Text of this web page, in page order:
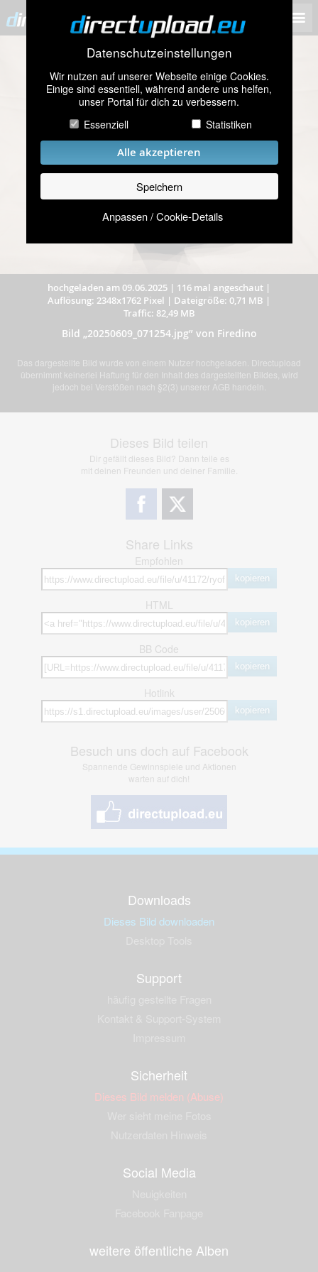
Datenschutzeinstellungen
Wir nutzen auf unserer Webseite einige Cookies.
Einige sind essentiell, während andere uns helfen,
unser Portal für dich zu verbessern.
Essenziell
Statistiken
Alle akzeptieren
Speichern
Anpassen / Cookie-Details
hochgeladen am 09.06.2025 | 116 mal angeschaut |
Auflösung: 2348x1762 Pixel | Dateigröße: 0,71 MB |
Traffic: 82,49 MB
Bild „20250609_071254.jpg” von Firedino
Das dargestellte Bild wurde von einem Nutzer hochgeladen. Directupload
übernimmt keinerlei Haftung für den Inhalt des dargestellten Bildes, wird
jedoch bei Verstößen nach §2(3) unserer AGB handeln.
Dieses Bild teilen
Dir gefällt dieses Bild? Dann teile es
mit deinen Freunden und deiner Familie.
Share Links
Empfohlen
kopieren
HTML
kopieren
BB Code
kopieren
Hotlink
kopieren
Besuch uns doch auf Facebook
Spannende Gewinnspiele und Aktionen
warten auf dich!
Downloads
Dieses Bild downloaden
Support
Sicherheit
Dieses Bild melden (Abuse)
Social Media
weitere öffentliche Alben